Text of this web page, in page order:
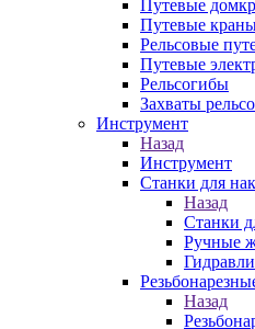
Путевые
Путевые
Рельсовые
Путевые
Рельсогибы
Захваты
Инструмент
Назад
Инструмент
Станки для
Назад
Станки
Ручные
Назад